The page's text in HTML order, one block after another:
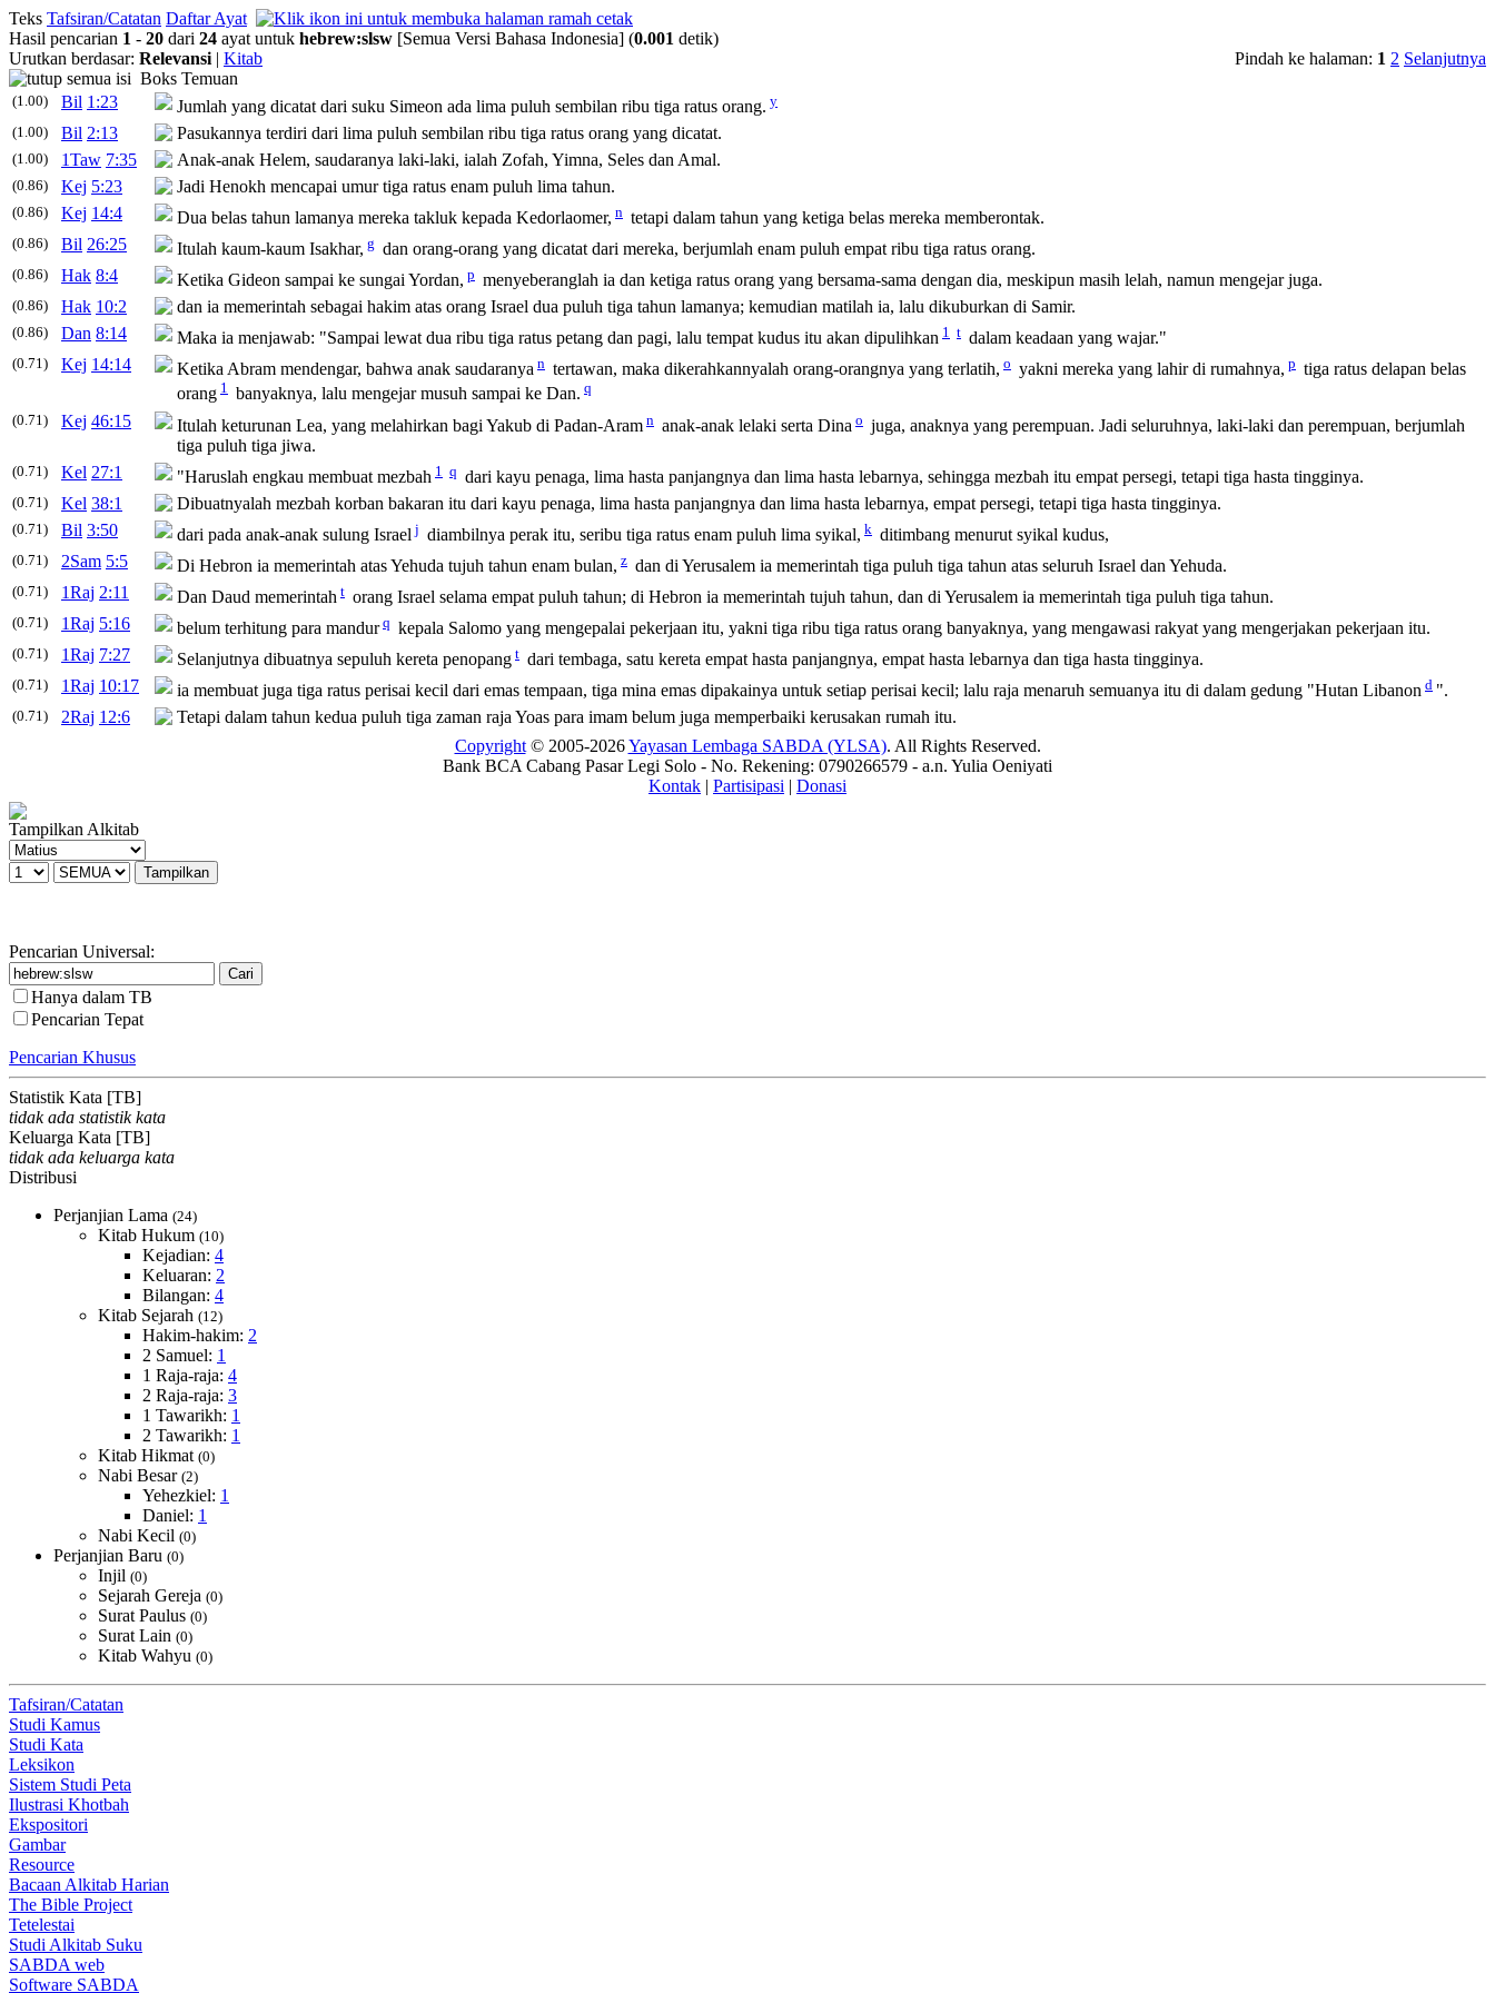
Teks Tafsiran/Catatan Daftar Ayat
Hasil pencarian 1 - 20 dari 24 ayat untuk hebrew:slsw [Semua Versi Bahasa Indonesia] (0.001 detik)
Pindah ke halaman: 1 2 Selanjutnya
Urutkan berdasar: Relevansi | Kitab
Boks Temuan
(1.00) Bil 1:23 Jumlah yang dicatat dari suku Simeon ada lima puluh sembilan ribu tiga ratus orang. y
(1.00)
Bil 2:13 Pasukannya terdiri dari lima puluh sembilan ribu tiga ratus orang yang dicatat.
(1.00) 1Taw 7:35 Anak-anak Helem, saudaranya laki-laki, ialah Zofah, Yimna, Seles dan Amal.
(0.86) Kej 5:23 Jadi Henokh mencapai umur tiga ratus enam puluh lima tahun.
(0.86) Kej 14:4 Dua belas tahun lamanya mereka takluk kepada Kedorlaomer, n tetapi dalam tahun yang ketiga belas mereka memberontak.
(0.86) Bil 26:25 Itulah kaum-kaum Isakhar, g dan orang-orang yang dicatat dari mereka, berjumlah enam puluh empat ribu tiga ratus orang.
(0.86) Hak 8:4 Ketika Gideon sampai ke sungai Yordan, p menyeberanglah ia dan ketiga ratus orang yang bersama-sama dengan dia, meskipun masih lelah, namun mengejar juga.
(0.86) Hak 10:2 dan ia memerintah sebagai hakim atas orang Israel dua puluh tiga tahun lamanya; kemudian matilah ia, lalu dikuburkan di Samir.
(0.86) Dan 8:14 Maka ia menjawab: "Sampai lewat dua ribu tiga ratus petang dan pagi, lalu tempat kudus itu akan dipulihkan 1 t dalam keadaan yang wajar."
(0.71) Kej 14:14 Ketika Abram mendengar, bahwa anak saudaranya n tertawan, maka dikerahkannyalah orang-orangnya yang terlatih, o yakni mereka yang lahir di rumahnya, p tiga ratus delapan belas
orang 1 banyaknya, lalu mengejar musuh sampai ke Dan. q
(0.71)
Kej 46:15 Itulah keturunan Lea, yang melahirkan bagi Yakub di Padan-Aram n anak-anak lelaki serta Dina o juga, anaknya yang perempuan. Jadi seluruhnya, laki-laki dan perempuan, berjumlah
tiga puluh tiga jiwa.
(0.71) Kel 27:1 "Haruslah engkau membuat mezbah 1 q dari kayu penaga, lima hasta panjangnya dan lima hasta lebarnya, sehingga mezbah itu empat persegi, tetapi tiga hasta tingginya.
(0.71) Kel 38:1 Dibuatnyalah mezbah korban bakaran itu dari kayu penaga, lima hasta panjangnya dan lima hasta lebarnya, empat persegi, tetapi tiga hasta tingginya.
(0.71) Bil 3:50 dari pada anak-anak sulung Israel j diambilnya perak itu, seribu tiga ratus enam puluh lima syikal, k ditimbang menurut syikal kudus,
(0.71) 2Sam 5:5 Di Hebron ia memerintah atas Yehuda tujuh tahun enam bulan, z dan di Yerusalem ia memerintah tiga puluh tiga tahun atas seluruh Israel dan Yehuda.
(0.71) 1Raj 2:11 Dan Daud memerintah t orang Israel selama empat puluh tahun; di Hebron ia memerintah tujuh tahun, dan di Yerusalem ia memerintah tiga puluh tiga tahun.
(0.71) 1Raj 5:16 belum terhitung para mandur q kepala Salomo yang mengepalai pekerjaan itu, yakni tiga ribu tiga ratus orang banyaknya, yang mengawasi rakyat yang mengerjakan pekerjaan itu.
(0.71) 1Raj 7:27 Selanjutnya dibuatnya sepuluh kereta penopang t dari tembaga, satu kereta empat hasta panjangnya, empat hasta lebarnya dan tiga hasta tingginya.
(0.71) 1Raj 10:17 ia membuat juga tiga ratus perisai kecil dari emas tempaan, tiga mina emas dipakainya untuk setiap perisai kecil; lalu raja menaruh semuanya itu di dalam gedung "Hutan Libanon d ".
(0.71) 2Raj 12:6
Tetapi dalam tahun kedua puluh tiga zaman raja Yoas para imam belum juga memperbaiki kerusakan rumah itu.
Copyright© 2005-2026Yayasan Lembaga SABDA (YLSA). All Rights Reserved.
Bank BCA Cabang Pasar Legi Solo - No. Rekening: 0790266579 - a.n. Yulia Oeniyati
Kontak | Partisipasi | Donasi
Tampilkan Alkitab
Pencarian Universal:
Hanya dalam TB
Pencarian Tepat
Pencarian Khusus
Statistik Kata [TB]
tidak ada statistik kata
Keluarga Kata [TB]
tidak ada keluarga kata
Distribusi
Perjanjian Lama (24)
Kitab Hukum (10)
Kejadian: 4
Keluaran: 2
Bilangan: 4
Kitab Sejarah (12)
Hakim-hakim: 2
2 Samuel: 1
1 Raja-raja: 4
2 Raja-raja: 3
1 Tawarikh: 1
2 Tawarikh: 1
Kitab Hikmat (0)
Nabi Besar (2)
Yehezkiel: 1
Daniel: 1
Nabi Kecil (0)
Perjanjian Baru (0)
Injil (0)
Sejarah Gereja (0)
Surat Paulus (0)
Surat Lain (0)
Kitab Wahyu (0)
Tafsiran/Catatan
Studi Kamus
Studi Kata
Leksikon
Sistem Studi Peta
Ilustrasi Khotbah
Ekspositori
Gambar
Resource
Bacaan Alkitab Harian
The Bible Project
Tetelestai
Studi Alkitab Suku
SABDA web
Software SABDA